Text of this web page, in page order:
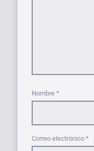
Nombre *
Correo electrónico *